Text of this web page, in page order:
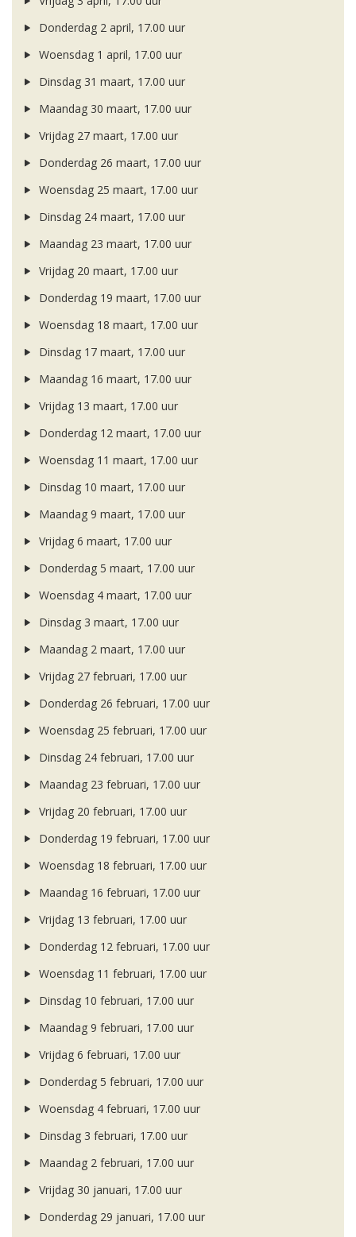
Donderdag 2 april, 17.00 uur
Woensdag 1 april, 17.00 uur
Dinsdag 31 maart, 17.00 uur
Maandag 30 maart, 17.00 uur
Vrijdag 27 maart, 17.00 uur
Donderdag 26 maart, 17.00 uur
Woensdag 25 maart, 17.00 uur
Dinsdag 24 maart, 17.00 uur
Maandag 23 maart, 17.00 uur
Vrijdag 20 maart, 17.00 uur
Donderdag 19 maart, 17.00 uur
Woensdag 18 maart, 17.00 uur
Dinsdag 17 maart, 17.00 uur
Maandag 16 maart, 17.00 uur
Vrijdag 13 maart, 17.00 uur
Donderdag 12 maart, 17.00 uur
Woensdag 11 maart, 17.00 uur
Dinsdag 10 maart, 17.00 uur
Maandag 9 maart, 17.00 uur
Vrijdag 6 maart, 17.00 uur
Donderdag 5 maart, 17.00 uur
Woensdag 4 maart, 17.00 uur
Dinsdag 3 maart, 17.00 uur
Maandag 2 maart, 17.00 uur
Vrijdag 27 februari, 17.00 uur
Donderdag 26 februari, 17.00 uur
Woensdag 25 februari, 17.00 uur
Dinsdag 24 februari, 17.00 uur
Maandag 23 februari, 17.00 uur
Vrijdag 20 februari, 17.00 uur
Donderdag 19 februari, 17.00 uur
Woensdag 18 februari, 17.00 uur
Maandag 16 februari, 17.00 uur
Vrijdag 13 februari, 17.00 uur
Donderdag 12 februari, 17.00 uur
Woensdag 11 februari, 17.00 uur
Dinsdag 10 februari, 17.00 uur
Maandag 9 februari, 17.00 uur
Vrijdag 6 februari, 17.00 uur
Donderdag 5 februari, 17.00 uur
Woensdag 4 februari, 17.00 uur
Dinsdag 3 februari, 17.00 uur
Maandag 2 februari, 17.00 uur
Vrijdag 30 januari, 17.00 uur
Donderdag 29 januari, 17.00 uur